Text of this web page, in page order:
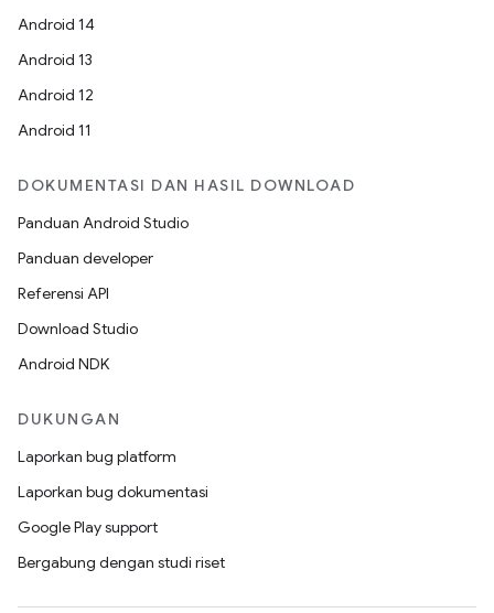
Android 14
Android 13
Android 12
Android 11
DOKUMENTASI DAN HASIL DOWNLOAD
Panduan Android Studio
Panduan developer
Referensi API
Download Studio
Android NDK
DUKUNGAN
Laporkan bug platform
Laporkan bug dokumentasi
Google Play support
Bergabung dengan studi riset